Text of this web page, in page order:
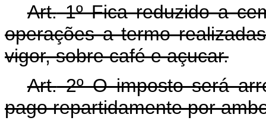
Art.1º Fica reduzido a
operações a termo
vigor, sobre café e açucar.
Art.2º O imposto será
pago repartidamente por